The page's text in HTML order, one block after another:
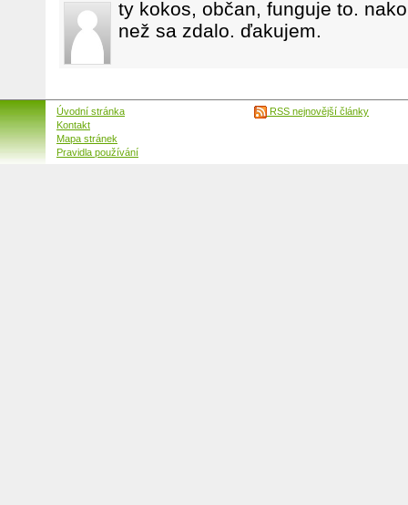
ty kokos, občan, funguje to.
než sa zdalo. ďakujem.
Úvodní stránka
Kontakt
Mapa stránek
Pravidla používání
RSS nejnovější články